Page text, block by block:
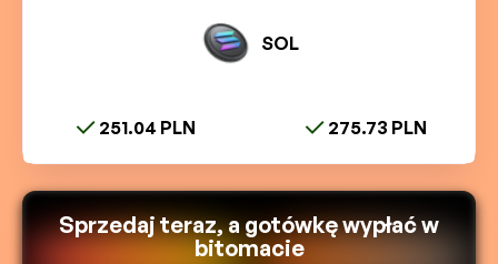
SOL
251.04 PLN 275.73 PLN
Sprzedaj teraz, a gotówkę wypłać w
bitomacie